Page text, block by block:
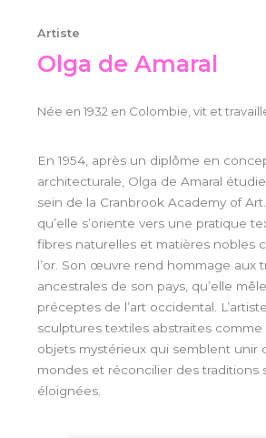
Artiste
Olga de Amaral
Née en 1932 en Colombie, vit et
En 1954, après un diplôme en
architecturale, Olga de Amaral
sein de la Cranbrook Academy of Art.
qu’elle s’oriente vers une pratique
fibres naturelles et matières nobles
l’or. Son œuvre rend hommage aux
ancestrales de son pays, qu’elle
préceptes de l’art occidental.
sculptures textiles abstraites comme
objets mystérieux qui semblent unir
mondes et réconcilier des traditions
éloignées.